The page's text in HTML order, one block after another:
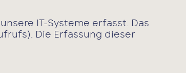
IT-Systeme erfasst. Das
Die Erfassung dieser